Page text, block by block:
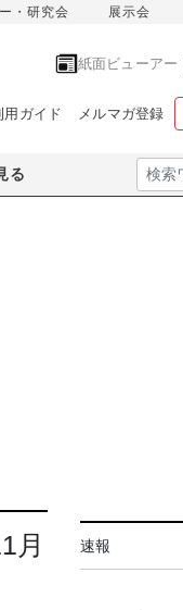
・研究会 展示会
紙面ビューアー
用ガイド メルマガ登録
る
月
速報